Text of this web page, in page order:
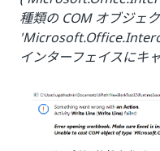
種類の COM オブジェ
インターフェイスにキ